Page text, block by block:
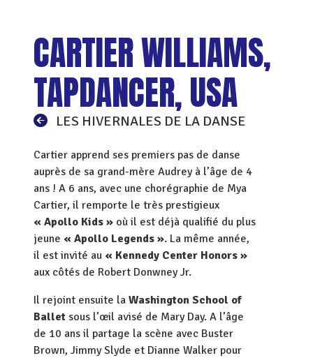
CARTIER WILLIAMS,
TAPDANCER, USA
LES HIVERNALES DE LA DANSE
Cartier apprend ses premiers pas de danse
auprès de sa grand-mère Audrey à l’âge de 4
ans ! A 6 ans, avec une chorégraphie de Mya
Cartier, il remporte le très prestigieux
« Apollo Kids » où il est déjà qualifié du plus
jeune « Apollo Legends ». La même année,
il est invité au « Kennedy Center Honors »
aux côtés de Robert Donwney Jr.
Il rejoint ensuite la Washington School of
Ballet sous l’œil avisé de Mary Day. A l’âge
de 10 ans il partage la scène avec Buster
Brown, Jimmy Slyde et Dianne Walker pour